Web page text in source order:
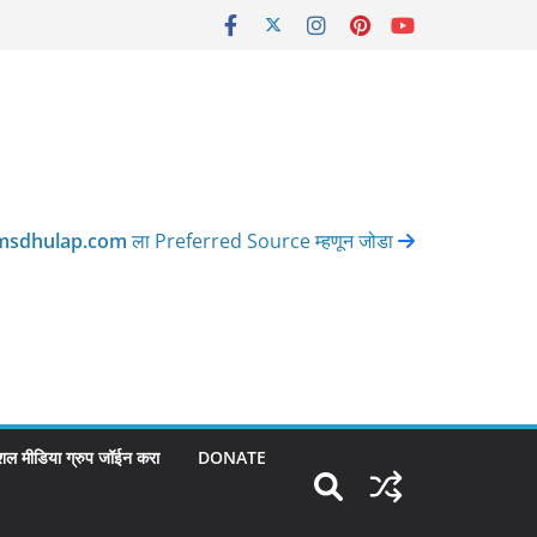
ला Preferred Source म्हणून जोडा
मीडिया ग्रुप जॉईन करा DONATE